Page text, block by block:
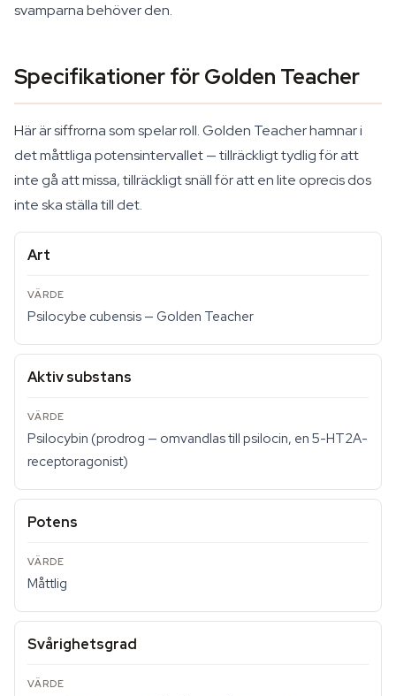
svamparna behöver den.
Specifikationer för Golden Teacher
Här är siffrorna som spelar roll. Golden Teacher hamnar i
det måttliga potensintervallet — tillräckligt tydlig för att
inte gå att missa, tillräckligt snäll för att en lite oprecis dos
inte ska ställa till det.
Art
Psilocybe cubensis — Golden Teacher
Aktiv substans
Psilocybin (prodrog — omvandlas till psilocin, en 5-HT2A-
receptoragonist)
Potens
Måttlig
Svårighetsgrad